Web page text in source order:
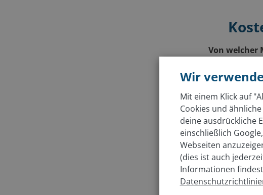
Von welcher
Welches
In welchem
Wir
Mit einem Klick auf
Cookies und
deine ausdrückliche
einschließlich
Webseiten
(dies ist auch
Informationen